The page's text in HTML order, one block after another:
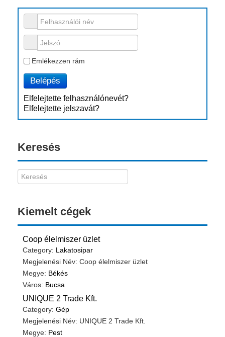
Felhasználói név
Jelszó
Emlékezzen rám
Belépés
Elfelejtette felhasználónevét?
Elfelejtette jelszavát?
Keresés
Kiemelt cégek
Coop élelmiszer üzlet
Category: Lakatosipar
Megjelenési Név: Coop élelmiszer üzlet
Megye: Békés
Város: Bucsa
UNIQUE 2 Trade Kft.
Category: Gép
Megjelenési Név: UNIQUE 2 Trade Kft.
Megye: Pest